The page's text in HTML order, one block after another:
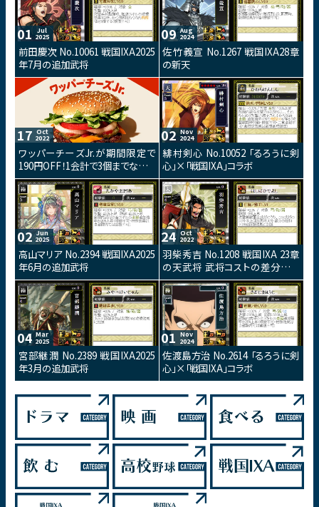
01 Jul
2025
前田慶次 No.10061 戦国IXA2025
年7月の追加武将
09 Aug
2024
佐竹義宣 No.1267 戦国IXA28章
の新天
17 Oct
2022
ワッパーチーズJr.が期間限定で
190円OFF！1会計で3個までなら購
入可能10月14日からの7日間！
02 Nov
2024
緋村剣心 No.10052 「るろうに剣
心」×「戦国IXA」コラボ
02 Jun
2025
高山マリア No.2394 戦国IXA2025
年6月の追加武将
24 Oct
2022
羽柴秀吉 No.1208 戦国IXA 23章
の天武将 武将コストの差分総和
が防御効果に加算されるスキルを
持つ武将カードです。
04 Mar
2025
宮部継潤 No.2389 戦国IXA2025
年3月の追加武将
01 Nov
2024
佐渡島方治 No.2614 「るろうに剣
心」×「戦国IXA」コラボ